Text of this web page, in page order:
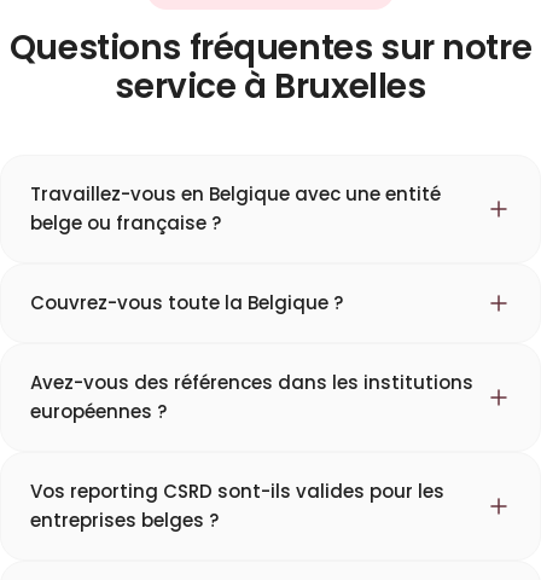
Questions fréquentes sur notre
service à Bruxelles
Travaillez-vous en Belgique avec une entité
belge ou française ?
Couvrez-vous toute la Belgique ?
Avez-vous des références dans les institutions
européennes ?
Vos reporting CSRD sont-ils valides pour les
entreprises belges ?